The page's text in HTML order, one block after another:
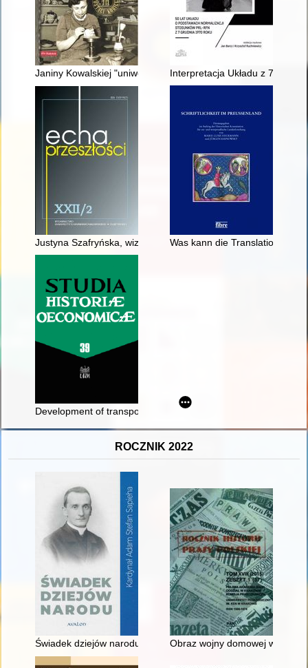
Janiny Kowalskiej "uniwersytety" na "pograniczach"
Interpretacja Układu z 7
Justyna Szafryńska, wizjonerka gietrzwałdzka, i jej rodzina :
Was kann die
Development of transport as a factor of the economic miracle
ROCZNIK 2022
Świadek dziejów narodu : kardynał Adam Stefan Sapieha
Obraz wojny domowej w